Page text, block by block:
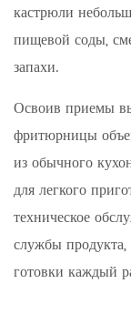
кастрюли
пищевой соды,
запахи.
Освоив приемы
фритюрницы
из обычного
для легкого
техническое
службы продукта,
готовки каждый